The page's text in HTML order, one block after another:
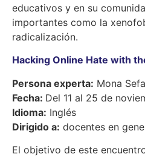
educativos y en su
importantes como la
radicalización.
Hacking Online Hate with
Persona experta: Mona
Fecha: Del 11 al 25 de
Idioma: Inglés
Dirigido a: docentes en
El objetivo de este